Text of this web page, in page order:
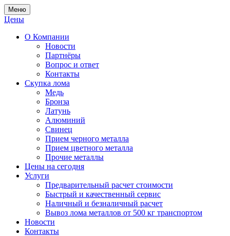
Меню
Цены
О Компании
Новости
Партнёры
Вопрос и ответ
Контакты
Скупка лома
Медь
Бронза
Латунь
Алюминий
Свинец
Прием черного металла
Прием цветного металла
Прочие металлы
Цены на сегодня
Услуги
Предварительный расчет стоимости
Быстрый и качественный сервис
Наличный и безналичный расчет
Вывоз лома металлов от 500 кг транспортом
Новости
Контакты